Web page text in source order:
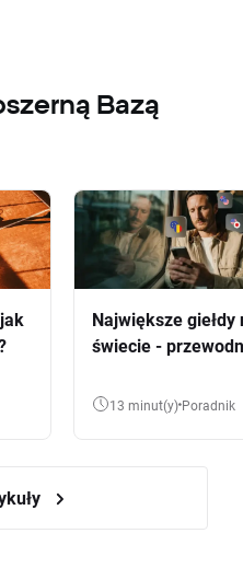
Bazą
Największe giełdy
świecie -
13 minut(y) Poradnik